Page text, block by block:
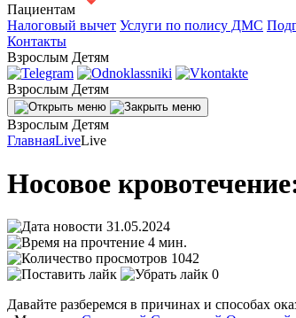
Пациентам
Налоговый вычет Услуги по полису ДМС
Контакты
Взрослым Детям
Взрослым Детям
Взрослым Детям
ГлавнаяLiveLive
Носовое
31.05.2024
4 мин.
1042
0
Давайте разберемся в причинах и способах